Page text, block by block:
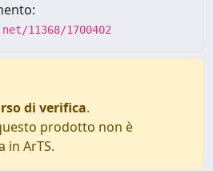
11368/1700402
di verifica.
prodotto non è
in ArTS.